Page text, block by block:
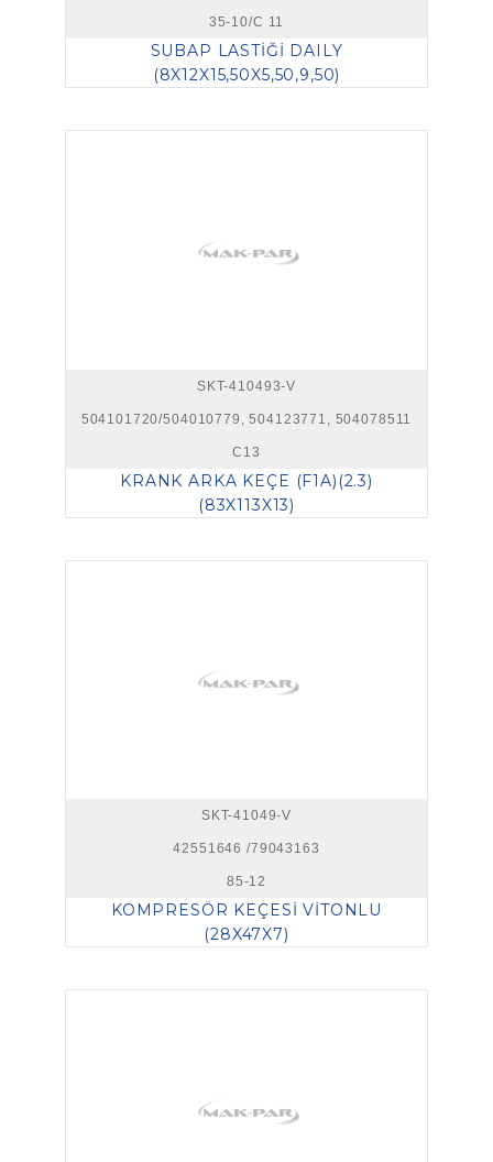
35-10/C 11
SUBAP LASTİĞİ DAILY
(8X12X15,50X5,50,9,50)
SKT-410493-V
504101720/504010779, 504123771, 504078511
C13
KRANK ARKA KEÇE (F1A)(2.3)
(83X113X13)
SKT-41049-V
42551646 /79043163
85-12
KOMPRESÖR KEÇESİ VİTONLU
(28X47X7)